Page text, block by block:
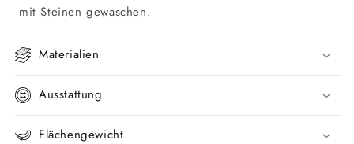
mit Steinen gewaschen.
Materialien
Ausstattung
Flächengewicht